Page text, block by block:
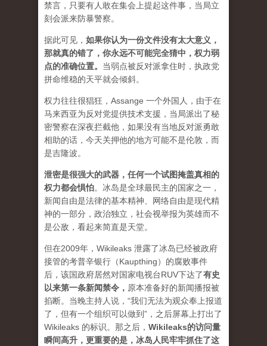
禁言，只要有人敢在集会上提起这件事，当局立
刻会派来防暴警察。
据此可见， 如果你认为一份文件没有太大意义，
那就真的错了，你永远不可能完全猜中，权力弱
点的准确位置。 当弱点被反对派拿住时，执政党
拼命维稳的天平就会倾斜。
权力往往很猖狂，Assange 一个外国人，由于在
马来西亚为反对党提供技术支援，当局派出了秘
密警察在深夜拦截他，如果没有当地反对派勇敢
相助的话，今天关押他的地方可能不是伦敦，而
是吉隆波。
泄密是很强大的武器，任何一个试图掩盖真相的
权力都会惧怕。 冰岛是全球最民主的国家之一，
新闻自由是法律的基本精神、网络自由是现代精
神的一部分，政治独立，社会视举报为英雄而不
是公敌，看起来简直是天堂。
但在2009年，Wikileaks 泄露了冰岛已经被政府
接管的考普辛银行（Kaupthing）的腐败事件
后，该国政府居然对国家电视台RUV下达了有史
以来第一条新闻禁令 ， 原本准备好的新闻播报被
掐断。当晚主持人说，“我们无法为观众奉上报道
了，但有一个组织可以做到”，之后屏幕上打出了
Wikileaks 的标识。那之后， Wikileaks的访问量
瞬间高升，更重要的是，冰岛人民牢牢抓住了这